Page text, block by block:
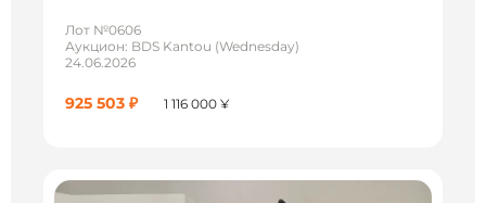
Лот №0606
Аукцион: BDS Kantou (Wednesday)
24.06.2026
925 503 ₽ 1 116 000 ¥